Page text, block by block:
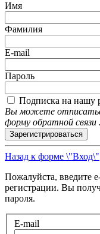
Имя
Фамилия
E-mail
Пароль
Подписка на нашу
Вы можете
форму обратной связи .
Зарегистрироваться
Назад к форме \"Вход\"
Пожалуйста, введите
регистрации. Вы
пароля.
E-mail